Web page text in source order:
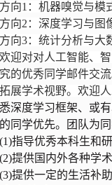
方向1：机器嗅觉与模
方向2：深度学习与 图
方向3： 统计分析与大
欢迎对对人工智能、
究的优秀同学邮件交
拓展学术视野。欢迎
悉深度学习框架、或
的同学优先。
团队为
(1)指导优秀本科生和
(2)提供国内外各种学
(3)提供一定的生活补助